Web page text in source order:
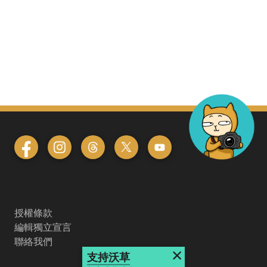
授權條款
編輯獨立宣言
聯絡我們
支持沃草 ×